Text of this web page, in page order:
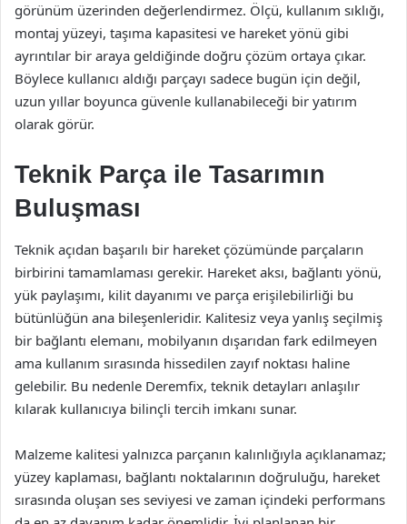
görünüm üzerinden değerlendirmez. Ölçü, kullanım sıklığı,
montaj yüzeyi, taşıma kapasitesi ve hareket yönü gibi
ayrıntılar bir araya geldiğinde doğru çözüm ortaya çıkar.
Böylece kullanıcı aldığı parçayı sadece bugün için değil,
uzun yıllar boyunca güvenle kullanabileceği bir yatırım
olarak görür.
Teknik Parça ile Tasarımın
Buluşması
Teknik açıdan başarılı bir hareket çözümünde parçaların
birbirini tamamlaması gerekir. Hareket aksı, bağlantı yönü,
yük paylaşımı, kilit dayanımı ve parça erişilebilirliği bu
bütünlüğün ana bileşenleridir. Kalitesiz veya yanlış seçilmiş
bir bağlantı elemanı, mobilyanın dışarıdan fark edilmeyen
ama kullanım sırasında hissedilen zayıf noktası haline
gelebilir. Bu nedenle Deremfix, teknik detayları anlaşılır
kılarak kullanıcıya bilinçli tercih imkanı sunar.
Malzeme kalitesi yalnızca parçanın kalınlığıyla açıklanamaz;
yüzey kaplaması, bağlantı noktalarının doğruluğu, hareket
sırasında oluşan ses seviyesi ve zaman içindeki performans